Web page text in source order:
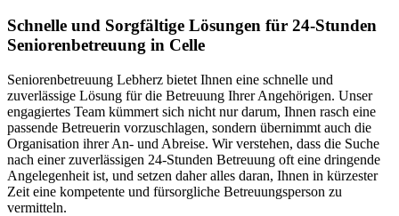
Schnelle und Sorgfältige Lösungen für 24-Stunden
Seniorenbetreuung in Celle
Seniorenbetreuung Lebherz bietet Ihnen eine schnelle und
zuverlässige Lösung für die Betreuung Ihrer Angehörigen. Unser
engagiertes Team kümmert sich nicht nur darum, Ihnen rasch eine
passende Betreuerin vorzuschlagen, sondern übernimmt auch die
Organisation ihrer An- und Abreise. Wir verstehen, dass die Suche
nach einer zuverlässigen 24-Stunden Betreuung oft eine dringende
Angelegenheit ist, und setzen daher alles daran, Ihnen in kürzester
Zeit eine kompetente und fürsorgliche Betreuungsperson zu
vermitteln.